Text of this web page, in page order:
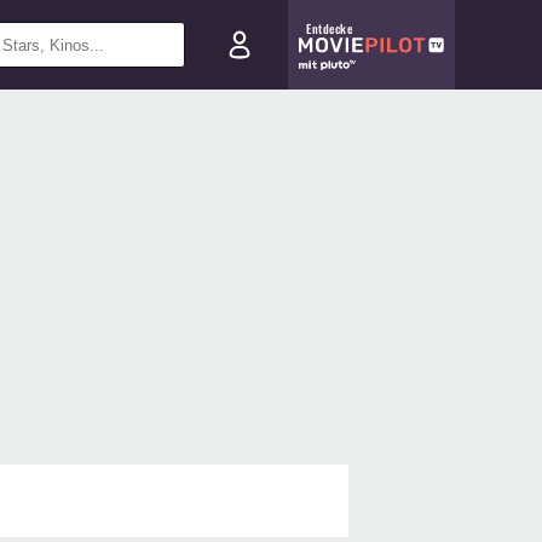
Entdecke